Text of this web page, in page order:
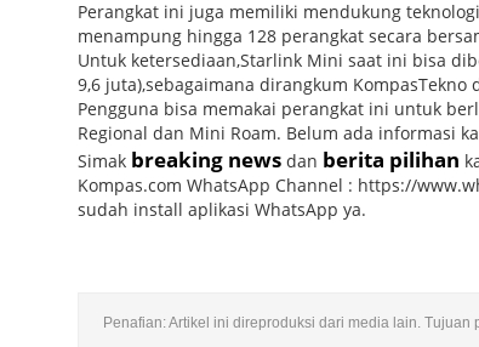
Perangkat ini juga memiliki mendukung
menampung hingga 128 perangkat secara
Untuk ketersediaan,Starlink Mini saat ini bisa
9,6 juta),sebagaimana dirangkum KompasTekno
Pengguna bisa memakai perangkat ini untuk
Regional dan Mini Roam. Belum ada informasi
Simak breaking news dan berita pilihan
Kompas.com WhatsApp Channel : https://
sudah install aplikasi WhatsApp ya.
Penafian: Artikel ini direproduksi dari media lain.